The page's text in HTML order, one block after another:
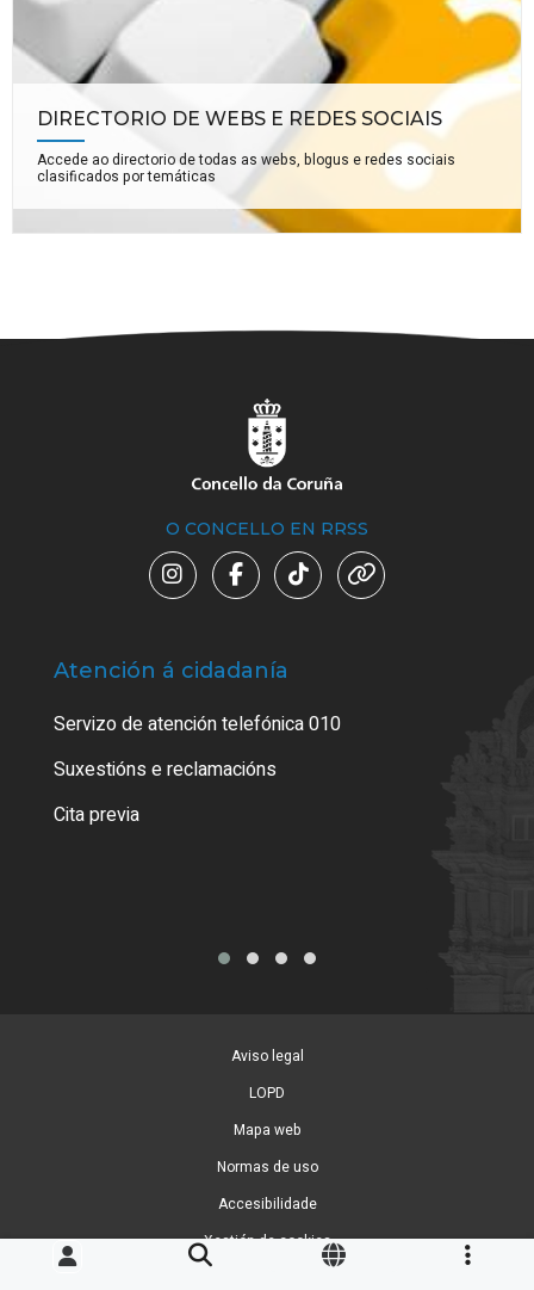
DIRECTORIO DE WEBS E REDES SOCIAIS
Accede ao directorio de todas as webs, blogus e redes sociais
clasificados por temáticas
O CONCELLO EN RRSS
Atención á cidadanía
Servizo de atención telefónica 010
Suxestións e reclamacións
Cita previa
Aviso legal
LOPD
Mapa web
Normas de uso
Accesibilidade
Xestión de cookies